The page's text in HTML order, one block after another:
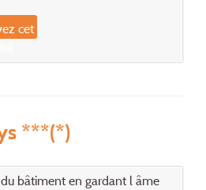
cet
***(*)
bâtiment en gardant l âme